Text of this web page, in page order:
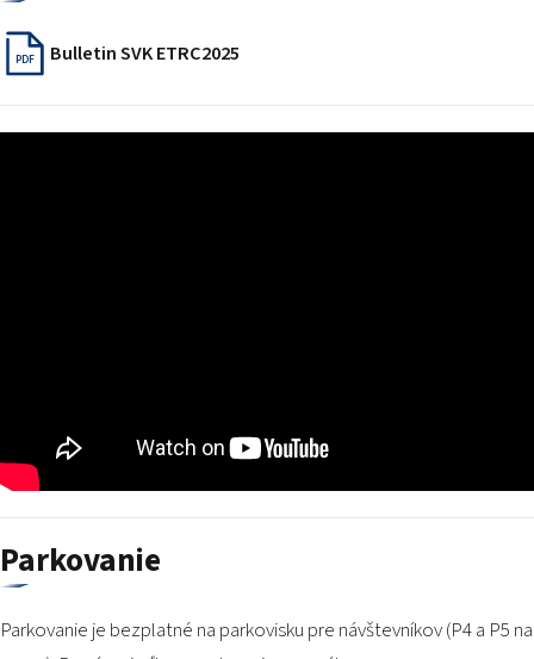
PDF Bulletin SVK ETRC2025
Parkovanie
Parkovanie je bezplatné na parkovisku pre návštevníkov (P4 a P5 na